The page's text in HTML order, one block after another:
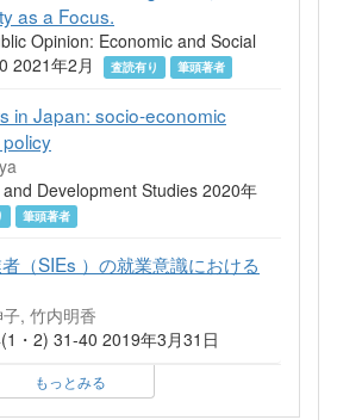
as a Focus.
Opinion: Economic and Social
2021年2月
査読有り 筆頭著者
in Japan: socio-economic
Development Studies 2020年
筆頭著者
（SIEs ）の就業意識における
, 竹内明香
・2) 31-40 2019年3月31日
もっとみる